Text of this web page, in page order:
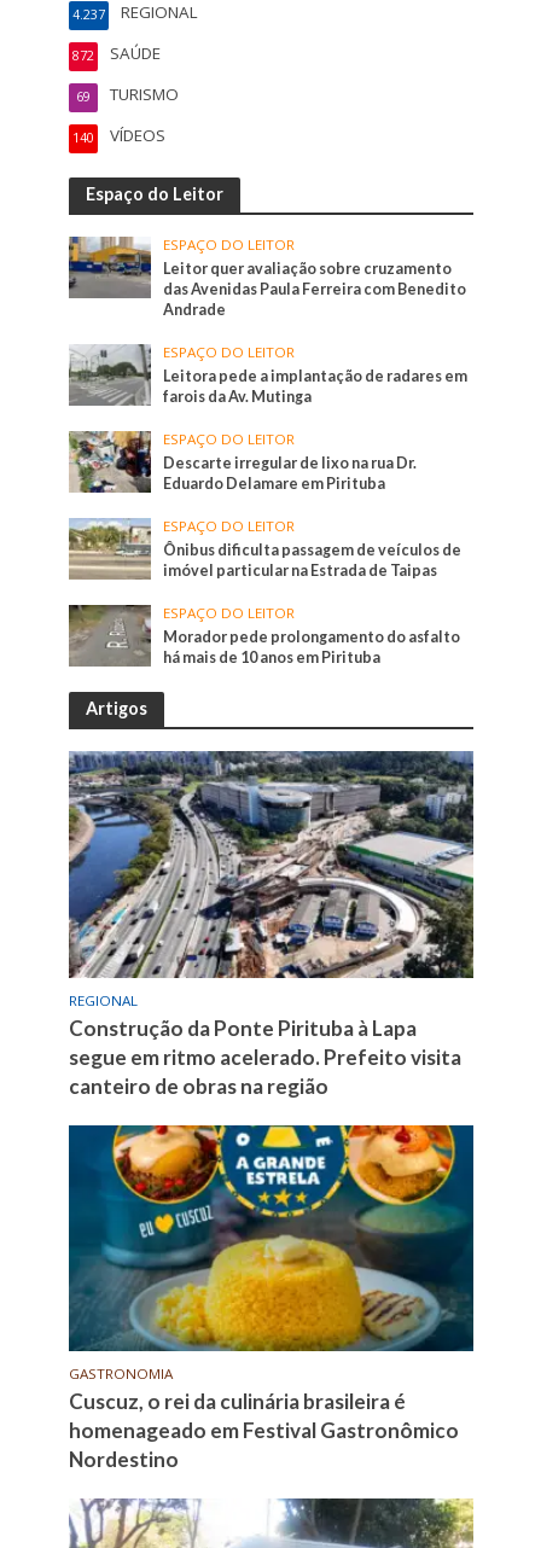
REGIONAL
4.237
SAÚDE
872
TURISMO
69
VÍDEOS
140
Espaço do Leitor
ESPAÇO DO LEITOR
Leitor quer avaliação sobre cruzamento
das Avenidas Paula Ferreira com Benedito
Andrade
ESPAÇO DO LEITOR
Leitora pede a implantação de radares em
farois da Av. Mutinga
ESPAÇO DO LEITOR
Descarte irregular de lixo na rua Dr.
Eduardo Delamare em Pirituba
ESPAÇO DO LEITOR
Ônibus dificulta passagem de veículos de
imóvel particular na Estrada de Taipas
ESPAÇO DO LEITOR
Morador pede prolongamento do asfalto
há mais de 10 anos em Pirituba
Artigos
REGIONAL
Construção da Ponte Pirituba à Lapa
segue em ritmo acelerado. Prefeito visita
canteiro de obras na região
GASTRONOMIA
Cuscuz, o rei da culinária brasileira é
homenageado em Festival Gastronômico
Nordestino